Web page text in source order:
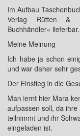
Im Aufbau
Verlag Rütten &
Buchhändler« lieferbar.
Meine Meinung
Ich habe ja schon
und war daher sehr
Der Einstieg in die
Man lernt hier Mara
aufpassen soll, da
teilnimmt und ihr
eingeladen ist.